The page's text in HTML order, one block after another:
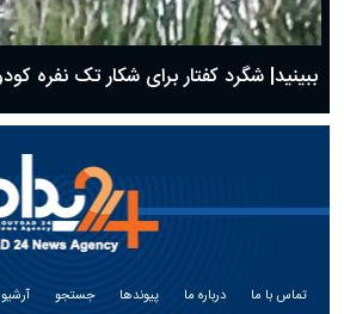
ببینید| شگرد کفتار برای شکار تک نفره
تماس با ما درباره ما پیوندها جستجو آرشیو